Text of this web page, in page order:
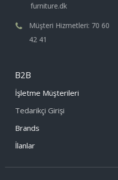
furniture.dk
Müşteri Hizmetleri: 70 60
42 41
B2B
İşletme Müşterileri
Tedarikçi Girişi
Brands
İlanlar